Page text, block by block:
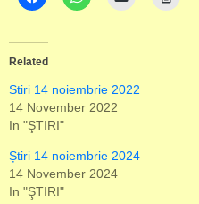
Related
Stiri 14 noiembrie 2022
14 November 2022
In "ŞTIRI"
Știri 14 noiembrie 2024
14 November 2024
In "ŞTIRI"